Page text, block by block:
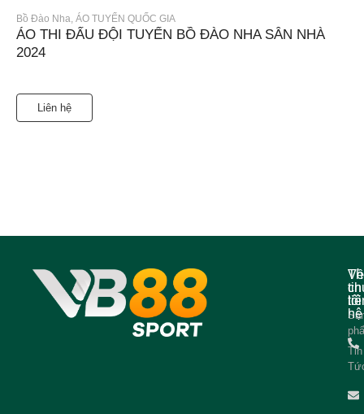
Bồ Đào Nha, ÁO TUYỂN QUỐC GIA
ÁO THI ĐẤU ĐỘI TUYỂN BỒ ĐÀO NHA SÂN NHÀ
2024
Liên hệ
Về
tôi
Tin
tin
hệ